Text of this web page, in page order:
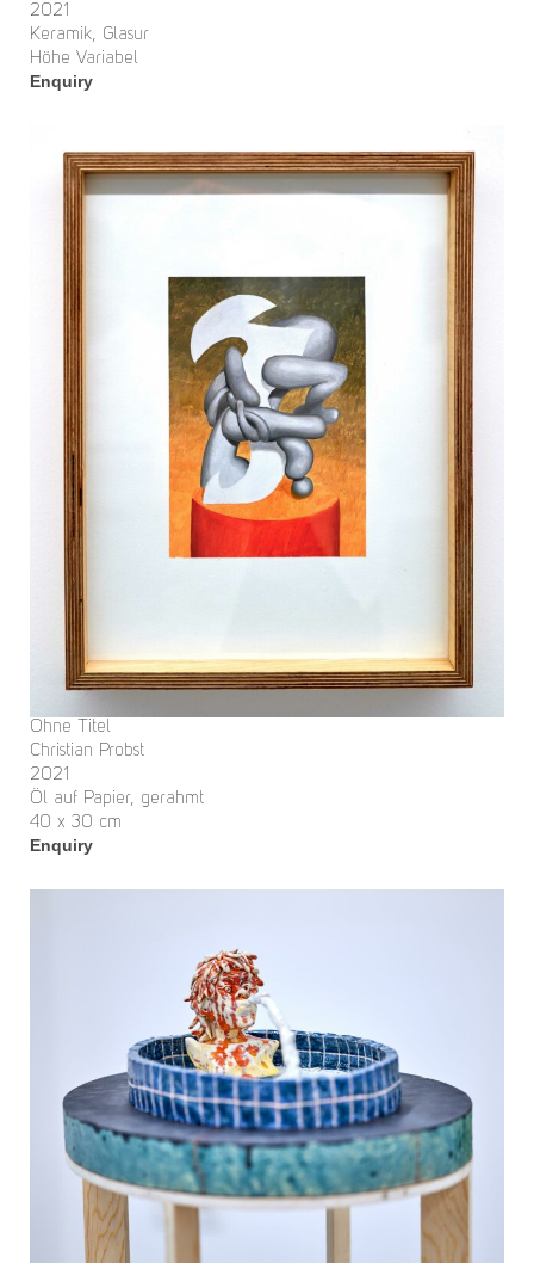
2021
Keramik, Glasur
Höhe Variabel
Enquiry
Ohne Titel
Christian Probst
2021
Öl auf Papier, gerahmt
40 x 30 cm
Enquiry